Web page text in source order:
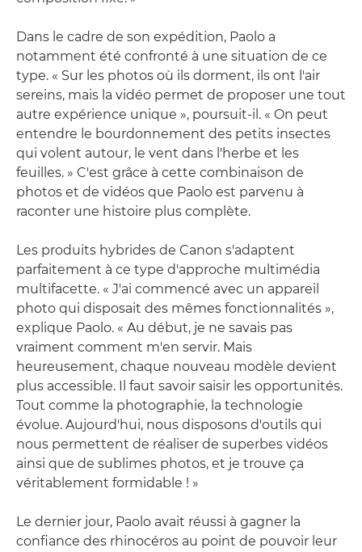
Dans le cadre de son expédition, Paolo a
notamment été confronté à une situation de ce
type. « Sur les photos où ils dorment, ils ont l'air
sereins, mais la vidéo permet de proposer une tout
autre expérience unique », poursuit-il. « On peut
entendre le bourdonnement des petits insectes
qui volent autour, le vent dans l'herbe et les
feuilles. » C'est grâce à cette combinaison de
photos et de vidéos que Paolo est parvenu à
raconter une histoire plus complète.
Les produits hybrides de Canon s'adaptent
parfaitement à ce type d'approche multimédia
multifacette. « J'ai commencé avec un appareil
photo qui disposait des mêmes fonctionnalités »,
explique Paolo. « Au début, je ne savais pas
vraiment comment m'en servir. Mais
heureusement, chaque nouveau modèle devient
plus accessible. Il faut savoir saisir les opportunités.
Tout comme la photographie, la technologie
évolue. Aujourd'hui, nous disposons d'outils qui
nous permettent de réaliser de superbes vidéos
ainsi que de sublimes photos, et je trouve ça
véritablement formidable ! »
Le dernier jour, Paolo avait réussi à gagner la
confiance des rhinocéros au point de pouvoir leur